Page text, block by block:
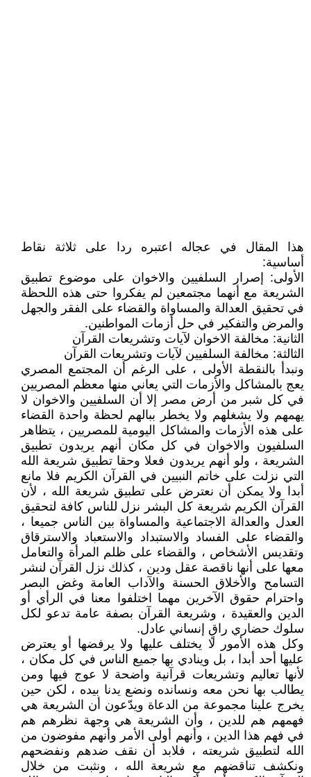
هذا المقال في عجاله اعتبره ردا على ثلاثة نقاط
أساسية:
الأولى: إصرار السلفيين والاخوان على موضوع تطبيق
الشريعة مع أنهما مجتمعين لم يفكروا حتى هذه اللحظة
في تحقيق العدالة والمساواة والقضاء على الفقر والجهل
والمرض والتفكير في حل أزمات المواطنين.
الثانية: مخالفة الاخوان لآيات وتشريعات القرآن
الثالثة: مخالفة السلفيين لآيات وتشريعات القرآن
ونبدأ بالنقطة الأولى ، على الرغم أن المجتمع المصري
يعج بالمشاكل والأزمات التي يعاني منها معظم المصريين
في كل شبر من أرض مصر إلا أن السلفيين والاخوان لا
يهمهم ولا يشغلهم ولا يخطر ببالهم لحظة واحدة القضاء
على هذه الأزمات والمشاكل اليومية للمصريين ، يتظاهر
السلفيون والاخوان في كل مكان أنهم يريدون تطبيق
الشريعة ، ولو أنهم يريدون فعلا وحقا تطبيق شريعة الله
التي نزلت على خاتم النبيين في القرآن الكريم فلا مانع
أبدا ولا يمكن أن نعترض على تطبيق شريعة الله ، لأن
القرآن الكريم شريعة كل البشر نزل للناس كافة لتحقيق
العدل والعدالة الاجتماعية والمساواة بين الناس جميعا ،
والقضاء على الفساد والاستبداد والاستعباد والاسترقاق
وتقديس الأشخاص ، والقضاء على ظلم المرأة والتعامل
معها على أنها ناقصة عقل ودين ، كذلك نزل القرآن لنشر
التسامح والأخلاق الحسنة والآداب العامة وغض البصر
واحترام حقوق الآخرين مهما اختلفوا معنا في الرأي أو
الدين والعقيدة ، وشريعة القرآن بصفة عامة تدعو لكل
سلوك حضاري راقٍ إنساني عادل.
وكل هذه الأمور لا يختلف عليها ولا يرفضها أو يعترض
عليها أحد أبدا ، بل وينادي بها جميع الناس في كل مكان ،
لأنها تعاليم وتشريعات قرآنية واضحة لا عوج فيها ومن
يطالب بها نحن معه ونسانده ونضع يدنا بيده ، لكن حين
يخرج علينا مجموعة من الدعاة ويدّعون أن الشريعة هي
فهمهم هم للدين ، وأن الشريعة هي وجهة نظرهم هم
في فهم هذا الدين ، وأنهم أولى الأمر وأنهم مفوضون من
الله لتطبيق شريعته ، فلابد أن نقف ضدهم ونفضحهم
ونكشف تناقضهم مع شريعة الله ، ونثبت من خلال